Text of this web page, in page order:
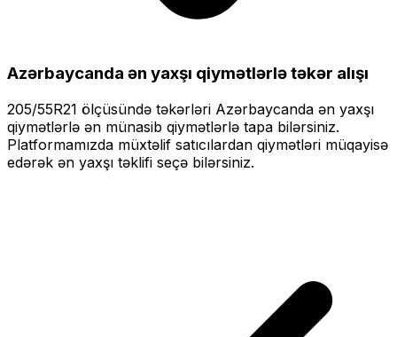
Azərbaycanda ən yaxşı qiymətlərlətəkər alışı
205/55R21 ölçüsündə təkərləri Azərbaycanda ən yaxşı
qiymətlərlə ən münasib qiymətlərlə tapa bilərsiniz.
Platformamızda müxtəlif satıcılardan qiymətləri müqayisə
edərək ən yaxşı təklifi seçə bilərsiniz.